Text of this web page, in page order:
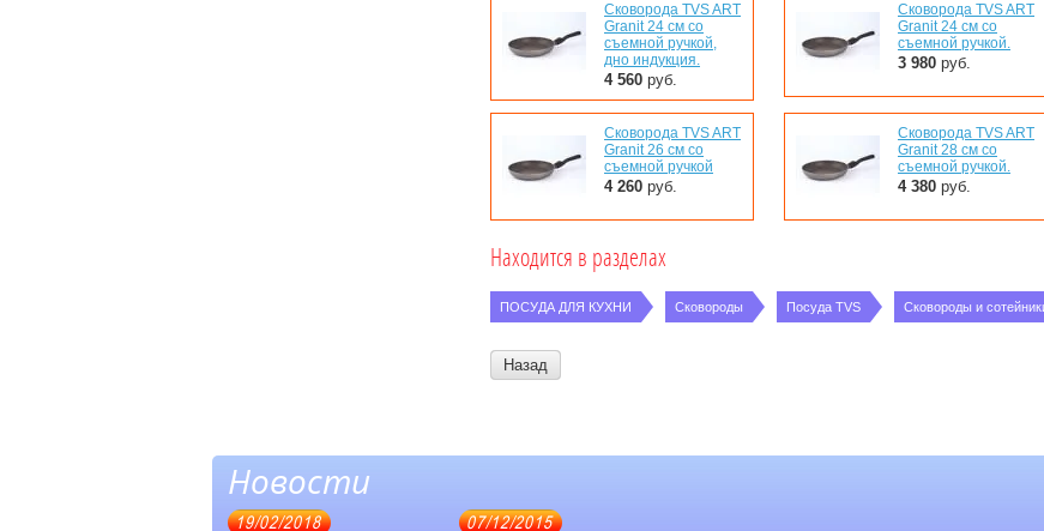
Сковорода TVS ART
Granit 24 см со
съемной ручкой,
дно индукция.
4 560 руб.
Сковорода TVS ART
Granit 24 см со
съемной ручкой.
3 980 руб.
Сковорода TVS ART
Granit 26 см со
съемной ручкой
4 260 руб.
Сковорода TVS ART
Granit 28 см со
съемной ручкой.
4 380 руб.
Находится в разделах
ПОСУДА ДЛЯ КУХНИ Сковороды Посуда TVS Сковороды и
Назад
Новости
19/02/2018 07/12/2015